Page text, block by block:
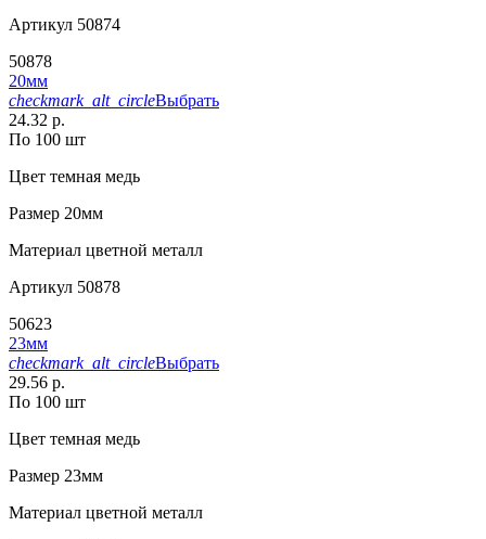
Артикул 50874
50878
20мм
checkmark_alt_circleВыбрать
24.32 р.
По 100 шт
Цвет темная медь
Размер 20мм
Материал цветной металл
Артикул 50878
50623
23мм
checkmark_alt_circleВыбрать
29.56 р.
По 100 шт
Цвет темная медь
Размер 23мм
Материал цветной металл